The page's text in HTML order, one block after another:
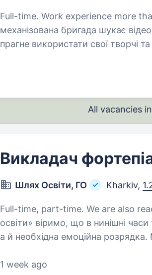
Full-time. Work experience more than 1 year. Про
механізована бригада шукає
прагне використати свої творчі
All vacancies
Викладач
Шлях Освіти, ГО Kharkiv,
Full-time, part-time. We are also ready to
освіти» віримо, що в нинішні
а й необхідна емоційна
1 week ago